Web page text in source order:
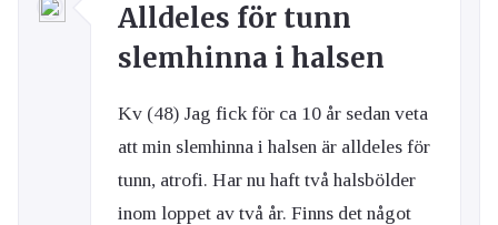
Alldeles för tunn
slemhinna i halsen
Kv (48) Jag fick för ca 10 år sedan veta
att min slemhinna i halsen är alldeles för
tunn, atrofi. Har nu haft två halsbölder
inom loppet av två år. Finns det något